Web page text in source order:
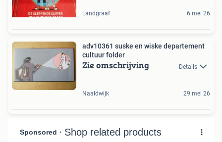
Landgraaf 6 mei 26
adv10361 suske en wiske departement
cultuur folder
Zie omschrijving Details
Naaldwijk 29 mei 26